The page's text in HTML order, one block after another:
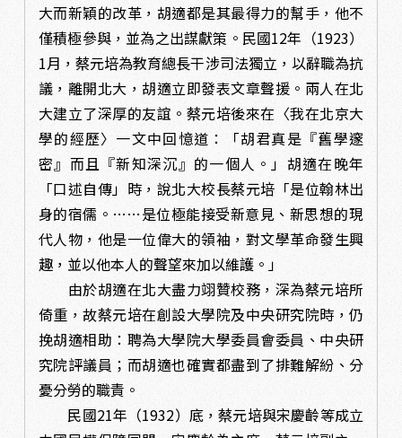
大而新穎的改革，胡適都是其最得力的幫手，他不
僅積極參與，並為之出謀獻策。民國12年（1923）
1月，蔡元培為教育總長干涉司法獨立，以辭職為抗
議，離開北大，胡適立即發表文章聲援。兩人在北
大建立了深厚的友誼。蔡元培後來在〈我在北京大
學的經歷〉一文中回憶道：「胡君真是『舊學邃
密』而且『新知深沉』的一個人。」胡適在晚年
「口述自傳」時，說北大校長蔡元培「是位翰林出
身的宿儒。……是位極能接受新意見、新思想的現
代人物，他是一位偉大的領袖，對文學革命發生興
趣，並以他本人的聲望來加以維護。」
由於胡適在北大盡力翊贊校務，深為蔡元培所
倚重，故蔡元培在創設大學院及中央研究院時，仍
挽胡適相助：聘為大學院大學委員會委員、中央研
究院評議員；而胡適也確實都盡到了排難解紛、分
憂分勞的職責。
民國21年（1932）底，蔡元培與宋慶齡等成立